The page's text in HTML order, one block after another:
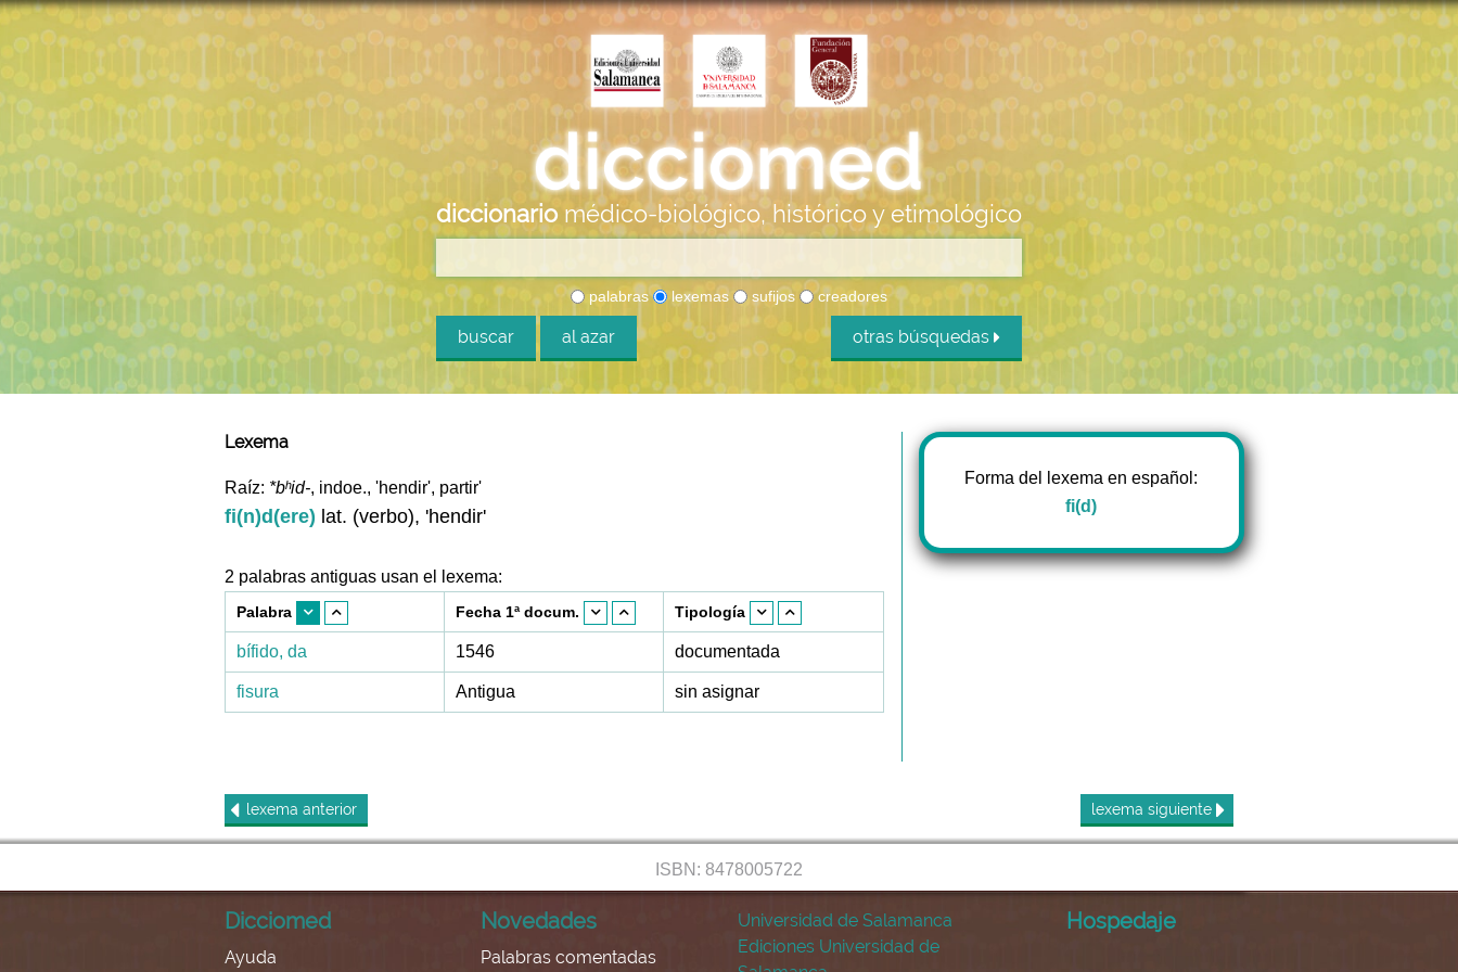
diccionario médico-biológico, histórico y etimológico
palabras lexemas sufijos creadores
buscar al azar otras búsquedas
Lexema
Raíz: *bʰid-, indoe., 'hendir', partir'
fi(n)d(ere) lat. (verbo), 'hendir'
2 palabras antiguas usan el lexema:
Palabra Fecha 1ª docum. Tipología
bífido, da 1546 documentada
fisura Antigua sin asignar
Forma del lexema en español:
fi(d)
lexema anterior lexema siguiente
ISBN: 8478005722
Dicciomed
Ayuda
Novedades
Palabras comentadas
Universidad de Salamanca
Ediciones Universidad de
Hospedaje